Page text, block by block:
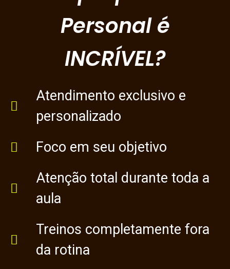
Personal é
INCRÍVEL?
Atendimento exclusivo e
personalizado
Foco em seu objetivo
Atenção total durante toda a
aula
Treinos completamente fora
da rotina